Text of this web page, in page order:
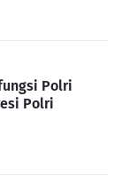
Polri
Polri